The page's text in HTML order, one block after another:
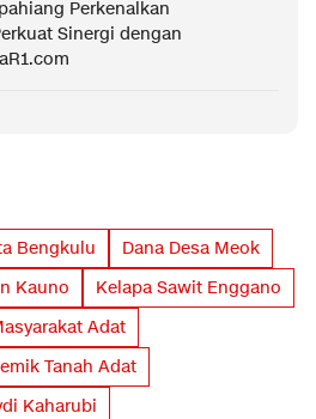
Perkenalkan
Sinergi dengan
Bengkulu
Dana Desa Meok
Kauno
Kelapa Sawit Enggano
Adat
Tanah Adat
Kaharubi